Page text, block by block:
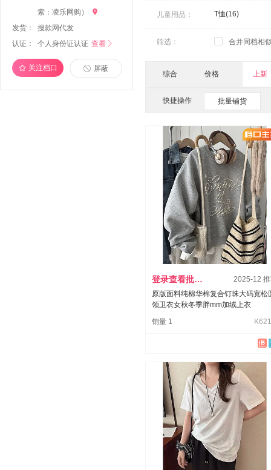
索：凌乐网购）

发货：
搜款网代发
认证：
个人身份证认证 查看
关注档口 屏蔽
儿童用品： T恤(16)
筛选： 合并同档相
综合 价格 上新
快捷操作 批量铺货
登录查看批发价
2025-12
原版面料纯棉华棉复合钉珠大码宽松
领卫衣女秋冬季胖mm加绒上衣
销量 1